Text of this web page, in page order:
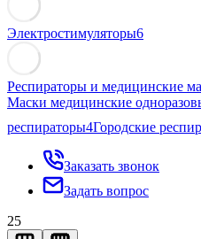
Электростимуляторы6
Респираторы и медицинские
Маски медицинские
респираторы4Городские
Заказать звонок
Задать вопрос
25